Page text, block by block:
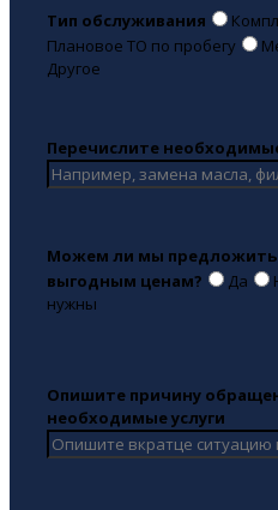
Тип обслуживания
Плановое ТО по пробегу
Другое
Перечислите
Можем ли мы предложить
выгодным ценам?
Да
нужны
Опишите причину
необходимые услуги